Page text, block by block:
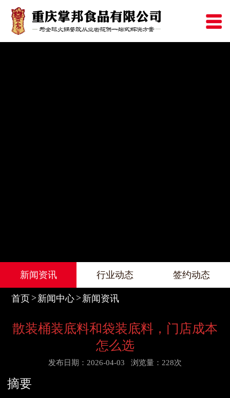
新闻资讯 行业动态 签约动态
首页 新闻中心 新闻资讯
散装桶装底料和袋装底料，门店成本
怎么选
发布日期：2026-04-03 浏览量：228次
摘要